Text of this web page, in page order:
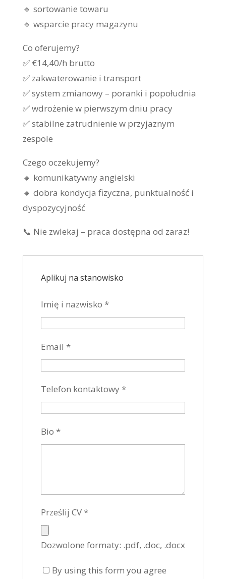
🔹 sortowanie towaru
🔹 wsparcie pracy magazynu
Co oferujemy?
✅ €14,40/h brutto
✅ zakwaterowanie i transport
✅ system zmianowy – poranki i popołudnia
✅ wdrożenie w pierwszym dniu pracy
✅ stabilne zatrudnienie w przyjaznym
zespole
Czego oczekujemy?
🔸 komunikatywny angielski
🔸 dobra kondycja fizyczna, punktualność i
dyspozycyjność
📞 Nie zwlekaj – praca dostępna od zaraz!
Aplikuj na stanowisko
Imię i nazwisko *
Email *
Telefon kontaktowy *
Bio *
Prześlij CV *
Dozwolone formaty: .pdf, .doc, .docx
By using this form you agree